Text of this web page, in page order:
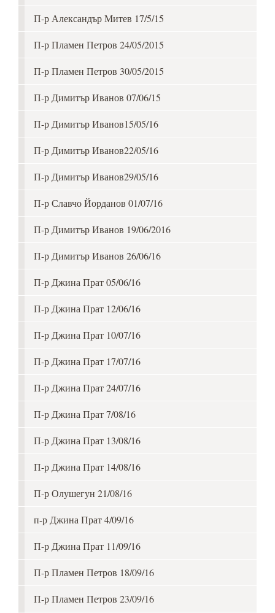
П-р Александър Митев 17/5/15
П-р Пламен Петров 24/05/2015
П-р Пламен Петров 30/05/2015
П-р Димитър Иванов 07/06/15
П-р Димитър Иванов15/05/16
П-р Димитър Иванов22/05/16
П-р Димитър Иванов29/05/16
П-р Славчо Йорданов 01/07/16
П-р Димитър Иванов 19/06/2016
П-р Димитър Иванов 26/06/16
П-р Джина Прат 05/06/16
П-р Джина Прат 12/06/16
П-р Джина Прат 10/07/16
П-р Джина Прат 17/07/16
П-р Джина Прат 24/07/16
П-р Джина Прат 7/08/16
П-р Джина Прат 13/08/16
П-р Джина Прат 14/08/16
П-р Олушегун 21/08/16
п-р Джина Прат 4/09/16
П-р Джина Прат 11/09/16
П-р Пламен Петров 18/09/16
П-р Пламен Петров 23/09/16